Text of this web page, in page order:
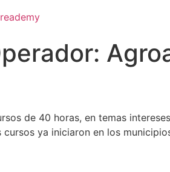
de 40 horas, en temas
ya iniciaron en los